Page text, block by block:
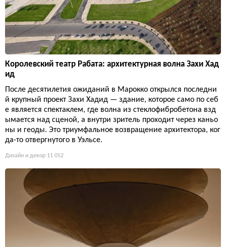
Королевский театр Рабата: архитектурная волна Захи Хад
ид
После десятилетия ожиданий в Марокко открылся последни
й крупный проект Захи Хадид — здание, которое само по себ
е является спектаклем, где волна из стеклофибробетона взд
ымается над сценой, а внутри зритель проходит через каньо
ны и геоды. Это триумфальное возвращение архитектора, ког
да-то отвергнутого в Уэльсе.
Дизайн и декор 11 052